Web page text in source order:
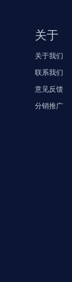
关于
关于我们
联系我们
意见反馈
分销推广